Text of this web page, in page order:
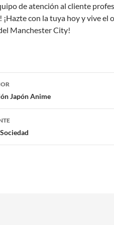
de atención al cliente
con la tuya hoy y vive el
Manchester City!
Japón Anime